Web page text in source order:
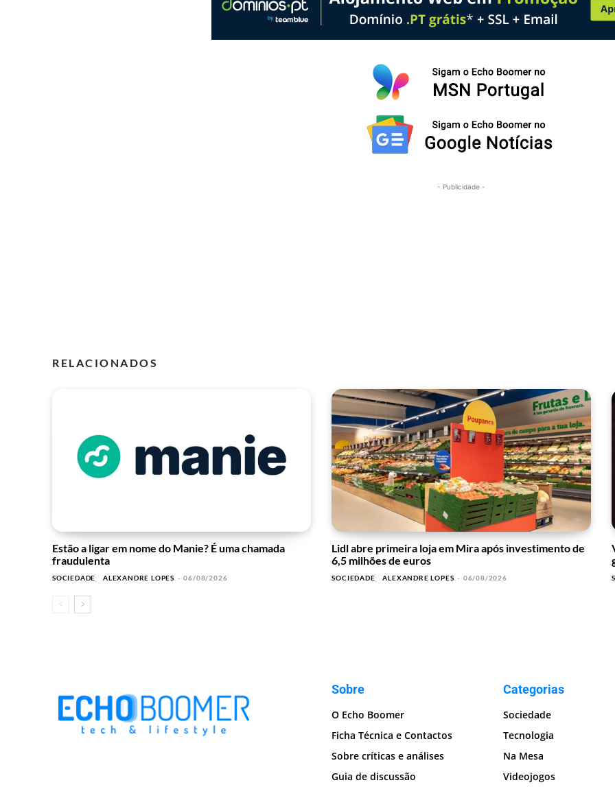
- Publicidade -
RELACIONADOS
Estão a ligar em nome do Manie? É uma chamada
fraudulenta
SOCIEDADE ALEXANDRE LOPES - 06/08/2026
Lidl abre primeira loja em Mira após investimento de
6,5 milhões de euros
SOCIEDADE ALEXANDRE LOPES - 06/08/2026
Sobre
O Echo Boomer
Ficha Técnica e Contactos
Sobre críticas e análises
Guia de discussão
Categorias
Sociedade
Tecnologia
Na Mesa
Videojogos